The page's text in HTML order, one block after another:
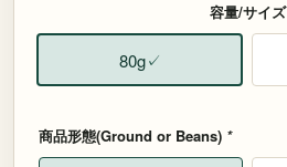
容量/サイズ
80g✓
商品形態(Ground or Beans) *